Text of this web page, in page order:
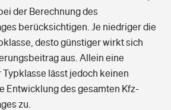
der Berechnung des
berücksichtigen. Je niedriger die
desto günstiger wirkt sich
aus. Allein eine
lässt jedoch keinen
Entwicklung des gesamten Kfz-
zu.